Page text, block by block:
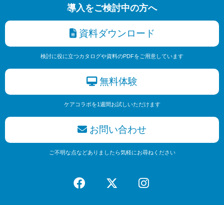
導入をご検討中の方へ
資料ダウンロード
検討に役に立つカタログや資料のPDFをご用意しています
無料体験
ケアコラボを1週間お試しいただけます
お問い合わせ
ご不明な点などありましたら気軽にお尋ねください